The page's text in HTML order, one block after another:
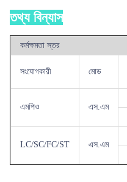
তথ্য বিন্যাস
কর্মক্ষমতা স্তর
সংযোগকারী মোড
এমপিও এস.এম
LC/SC/FC/ST এস.এম